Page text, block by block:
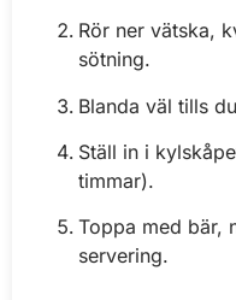
Rör ner vätska,
sötning.
Blanda väl tills
Ställ in i
timmar).
Toppa med bär,
servering.